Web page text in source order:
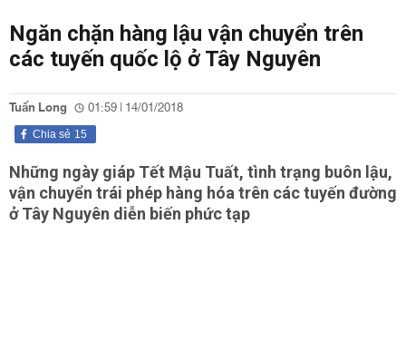
Ngăn chặn hàng lậu vận chuyển trên
các tuyến quốc lộ ở Tây Nguyên
Tuấn Long 01:59 | 14/01/2018
15
Chia sẻ
Những ngày giáp Tết Mậu Tuất, tình trạng buôn lậu,
vận chuyển trái phép hàng hóa trên các tuyến đường
ở Tây Nguyên diễn biến phức tạp